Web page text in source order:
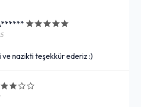
ve nazikti teşekkür ederiz :)